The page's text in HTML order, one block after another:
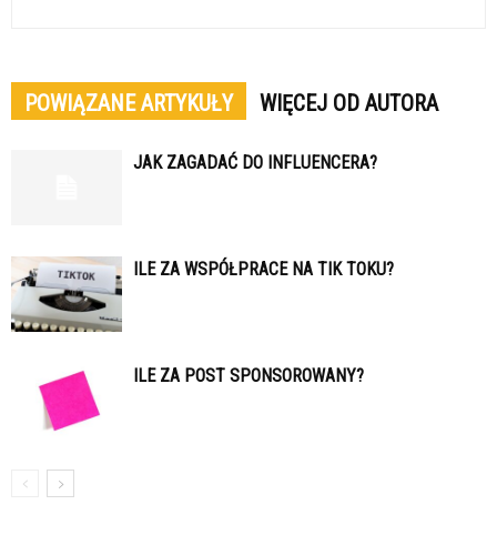
POWIĄZANE ARTYKUŁY WIĘCEJ OD AUTORA
JAK ZAGADAĆ DO INFLUENCERA?
ILE ZA WSPÓŁPRACE NA TIK TOKU?
ILE ZA POST SPONSOROWANY?